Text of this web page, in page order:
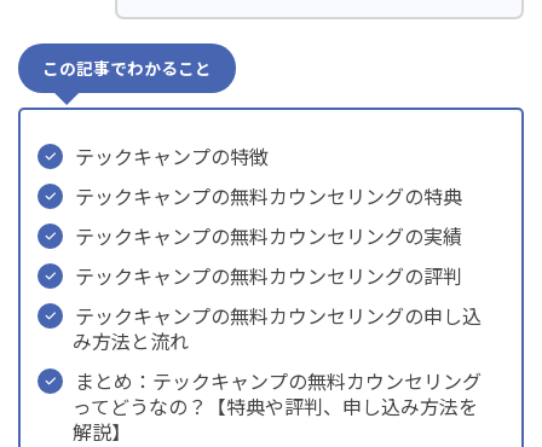
この記事でわかること
テックキャンプの特徴
テックキャンプの無料カウンセリングの特典
テックキャンプの無料カウンセリングの実績
テックキャンプの無料カウンセリングの評判
テックキャンプの無料カウンセリングの申し込
み方法と流れ
まとめ：テックキャンプの無料カウンセリング
ってどうなの？【特典や評判、申し込み方法を
解説】